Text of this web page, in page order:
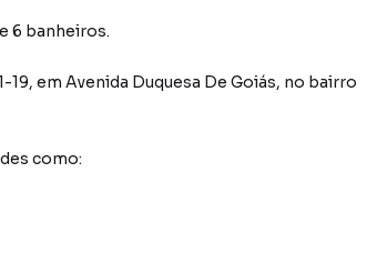
6 banheiros.
19, em Avenida Duquesa De Goiás, no bairro
como: